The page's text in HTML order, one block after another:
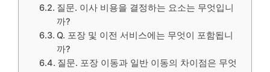
질문. 이사 비용을 결정하는 요소는 무엇입니
까?
Q. 포장 및 이전 서비스에는 무엇이 포함됩니
까?
질문. 포장 이동과 일반 이동의 차이점은 무엇